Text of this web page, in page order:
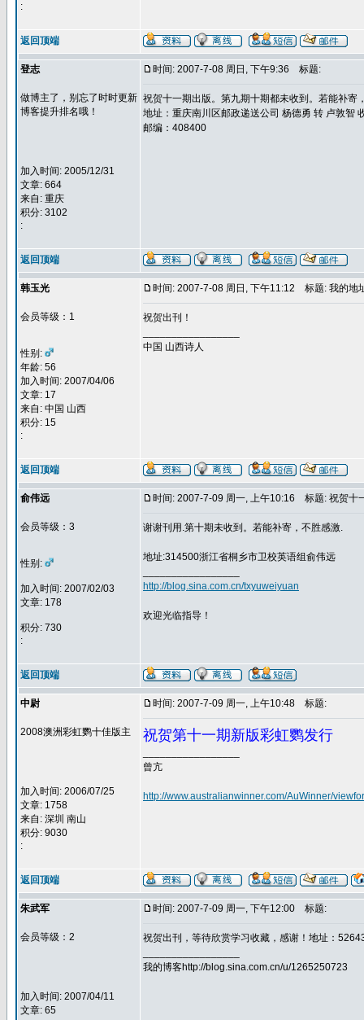
:
返回顶端
登志
做博主了，别忘了时时更新
博客提升排名哦！
加入时间: 2005/12/31
文章: 664
来自: 重庆
积分: 3102
:
时间: 2007-7-08 周日, 下午9:36 标题:
祝贺十一期出版。第九期十期都未收到。若能补寄
地址：重庆南川区邮政递送公司 杨德勇 转 卢敦智
邮编：408400
返回顶端
韩玉光
会员等级：1
性别:
年龄: 56
加入时间: 2007/04/06
文章: 17
来自: 中国 山西
积分: 15
:
时间: 2007-7-08 周日, 下午11:12 标题: 我的地
祝贺出刊！
中国 山西诗人
返回顶端
俞伟远
会员等级：3
性别:
加入时间: 2007/02/03
文章: 178
积分: 730
:
时间: 2007-7-09 周一, 上午10:16 标题: 祝贺十
谢谢刊用.第十期未收到。若能补寄，不胜感激.
地址:314500浙江省桐乡市卫校英语组俞伟远
http://blog.sina.com.cn/txyuweiyuan
欢迎光临指导！
返回顶端
中尉
2008澳洲彩虹鹦十佳版主
加入时间: 2006/07/25
文章: 1758
来自: 深圳 南山
积分: 9030
:
时间: 2007-7-09 周一, 上午10:48 标题:
祝贺第十一期新版彩虹鹦发行
曾亢
http://www.australianwinner.com/AuWinner/
返回顶端
朱武军
会员等级：2
加入时间: 2007/04/11
文章: 65
时间: 2007-7-09 周一, 下午12:00 标题:
祝贺出刊，等待欣赏学习收藏，感谢！地址：
我的博客http://blog.sina.com.cn/u/1265250723